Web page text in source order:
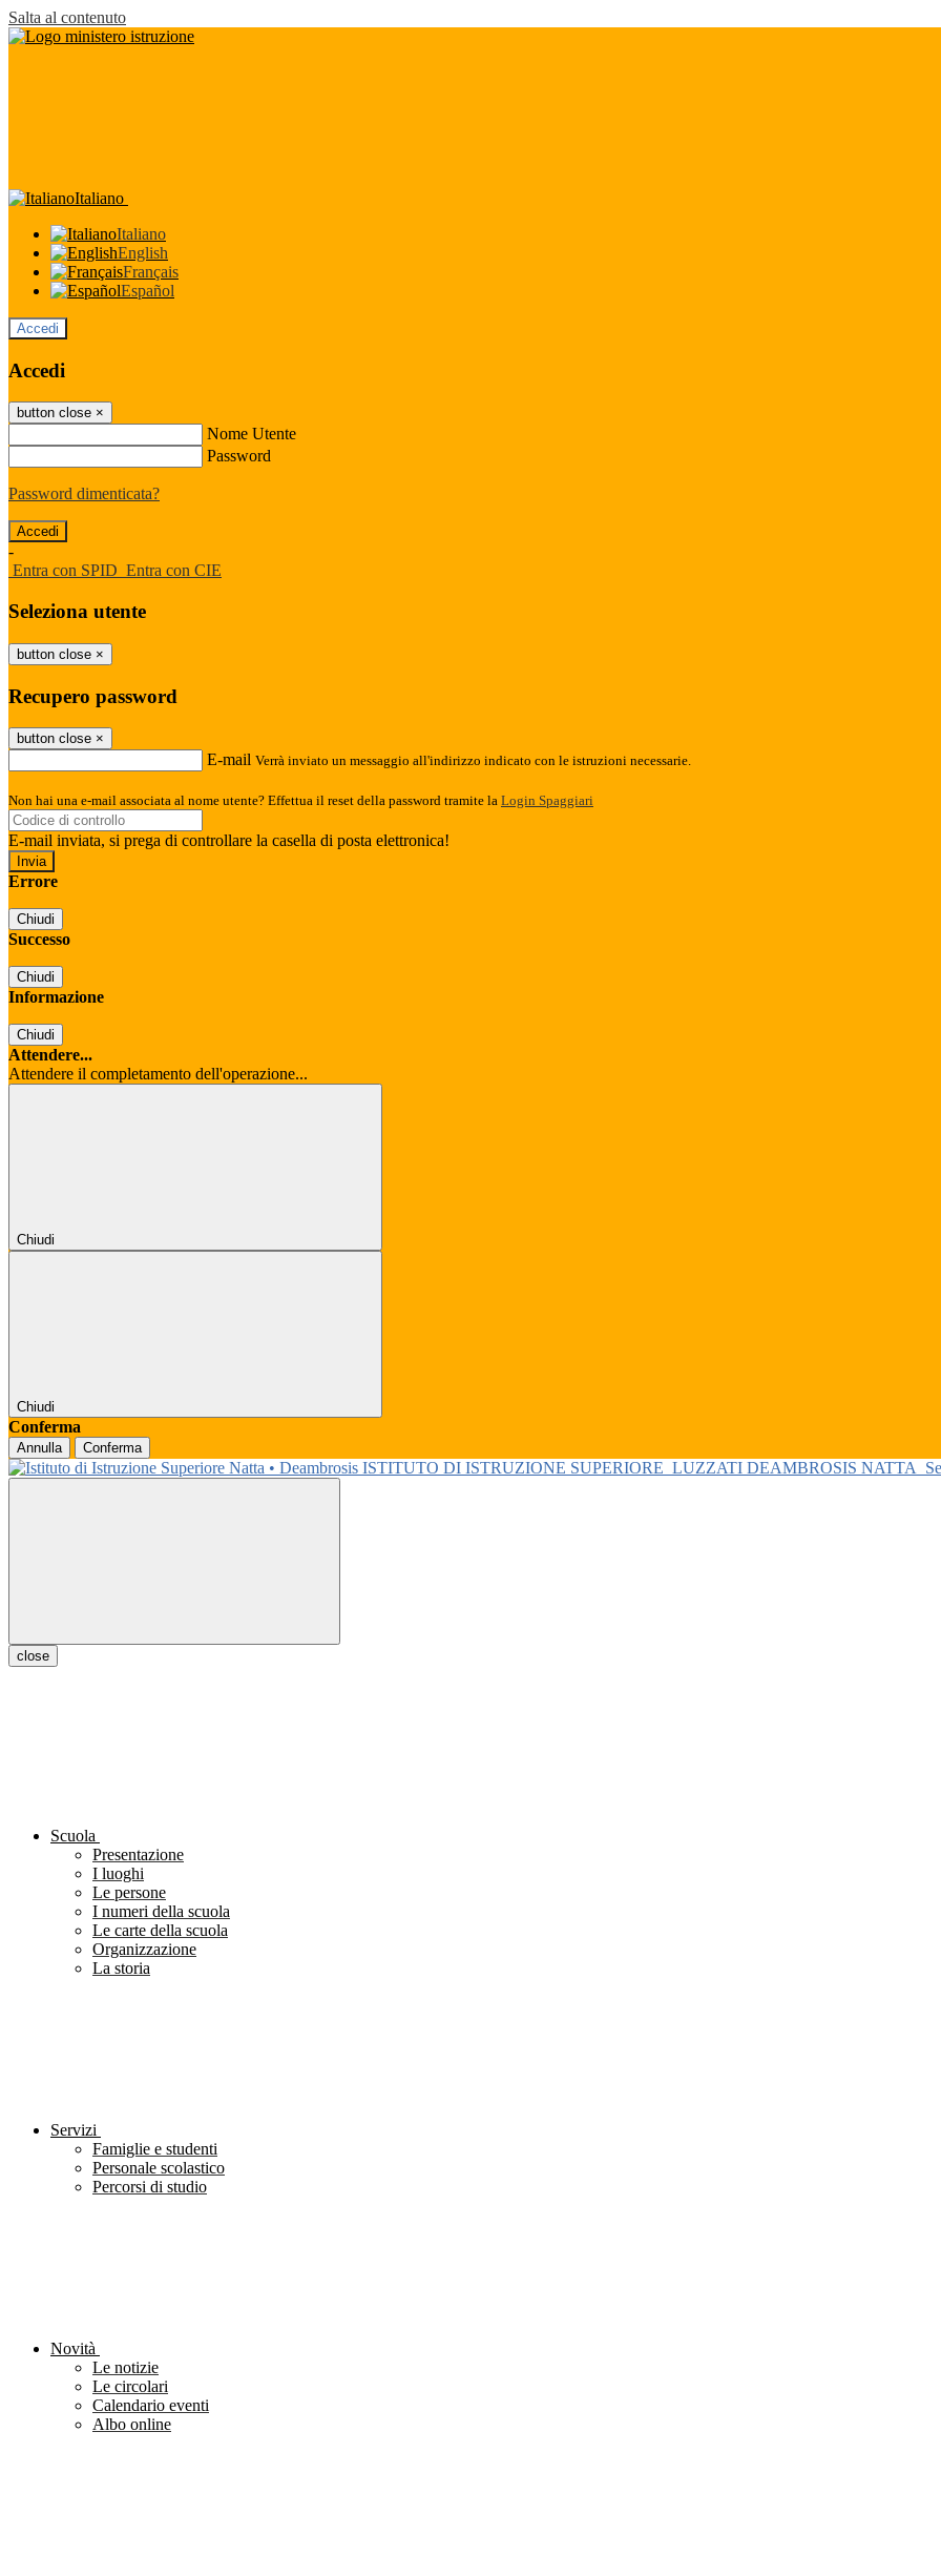
Salta al contenuto
Italiano
Italiano
English
Français
Español
Accedi
Accedi
button close ×
Nome Utente
Password
Password dimenticata?
-
Entra con SPID Entra con CIE
Seleziona utente
button close ×
Recupero password
button close ×
E-mail Verrà inviato un messaggio all'indirizzo indicato con le istruzioni necessarie.
Non hai una e-mail associata al nome utente? Effettua il reset della password tramite la Login Spaggiari
E-mail inviata, si prega di controllare la casella di posta elettronica!
Errore
Chiudi
Successo
Chiudi
Informazione
Chiudi
Attendere...
Attendere il completamento dell'operazione...
Chiudi
Chiudi
Conferma
Annulla Conferma
ISTITUTO DI ISTRUZIONE SUPERIORE LUZZATI DEAMBROSIS NATTA
close
Scuola
Presentazione
I luoghi
Le persone
I numeri della scuola
Le carte della scuola
Organizzazione
La storia
Servizi
Famiglie e studenti
Personale scolastico
Percorsi di studio
Novità
Le notizie
Le circolari
Calendario eventi
Albo online